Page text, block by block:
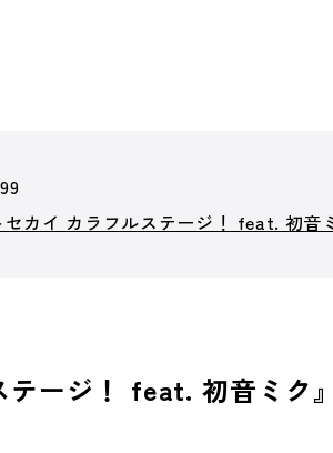
セカイ カラフルステージ！ feat. 初音
テージ！ feat. 初音ミ